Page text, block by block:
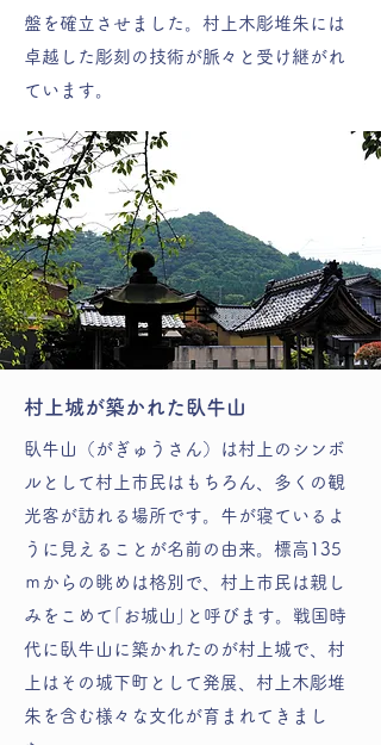
盤を確立させました。村上木彫堆朱には
卓越した彫刻の技術が脈々と受け継がれ
ています。
村上城が築かれた臥牛山
臥牛山（がぎゅうさん）は村上のシンボ
ルとして村上市民はもちろん、多くの観
光客が訪れる場所です。牛が寝ているよ
うに見えることが名前の由来。標高135
ｍからの眺めは格別で、村上市民は親し
みをこめて｢お城山｣と呼びます。戦国時
代に臥牛山に築かれたのが村上城で、村
上はその城下町として発展、村上木彫堆
朱を含む様々な文化が育まれてきまし